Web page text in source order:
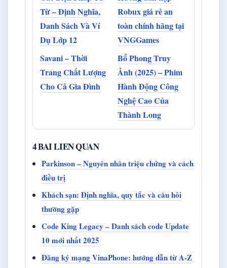
Từ – Định Nghĩa,
Danh Sách Và Ví
Dụ Lớp 12
Robux giá rẻ an
toàn chính hãng tại
VNGGames
Savani – Thời
Trang Chất Lượng
Cho Cả Gia Đình
Bổ Phong Truy
Ảnh (2025) – Phim
Hành Động Công
Nghệ Cao Của
Thành Long
4 BAI LIEN QUAN
Parkinson – Nguyên nhân triệu chứng và cách
điều trị
Khách sạn: Định nghĩa, quy tắc và câu hỏi
thường gặp
Code King Legacy – Danh sách code Update
10 mới nhất 2025
Đăng ký mạng VinaPhone: hướng dẫn từ A-Z